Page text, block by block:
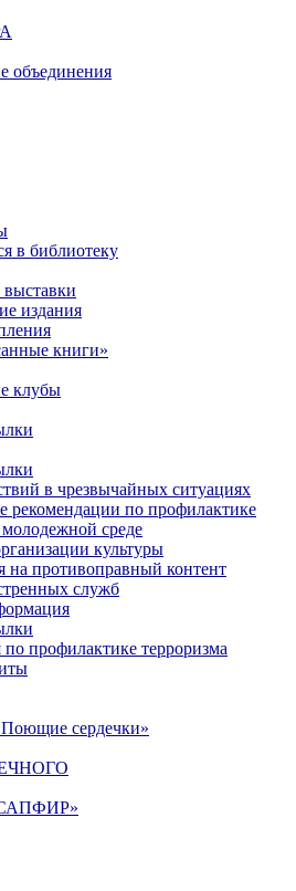
объединения
в библиотеку
издания
книги»
клубы
в чрезвычайных ситуациях
рекомендации по профилактике
среде
культуры
на противоправный контент
служб
профилактике терроризма
сердечки»